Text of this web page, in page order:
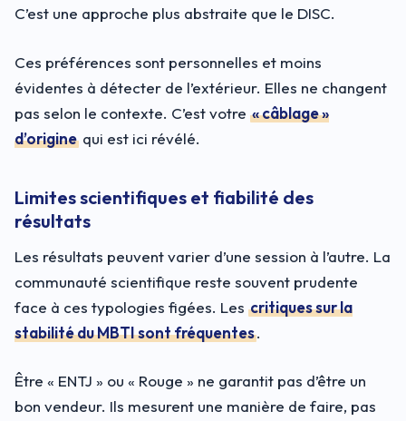
C’est une approche plus abstraite que le DISC.
Ces préférences sont personnelles et moins
évidentes à détecter de l’extérieur. Elles ne changent
pas selon le contexte. C’est votre « câblage »
d’origine qui est ici révélé.
Limites scientifiques et fiabilité des
résultats
Les résultats peuvent varier d’une session à l’autre. La
communauté scientifique reste souvent prudente
face à ces typologies figées. Les critiques sur la
stabilité du MBTI sont fréquentes.
Être « ENTJ » ou « Rouge » ne garantit pas d’être un
bon vendeur. Ils mesurent une manière de faire, pas